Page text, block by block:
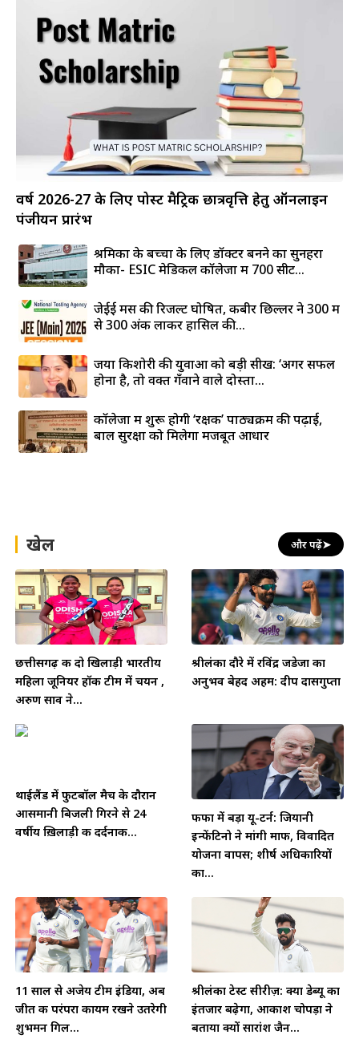
वर्ष 2026-27 के लिए पोस्ट मैट्रिक छात्रवृत्ति हेतु ऑनलाइन
पंजीयन प्रारंभ
श्रमिकों के बच्चों के लिए डॉक्टर बनने का सुनहरा
मौका- ESIC मेडिकल कॉलेजों में 700 सीटें...
जेईई मेंस की रिजल्ट घोषित, कबीर छिल्लर ने 300 में
से 300 अंक लाकर हासिल की...
जया किशोरी की युवाओं को बड़ी सीख: ‘अगर सफल
होना है, तो वक्त गँवाने वाले दोस्तों...
कॉलेजों में शुरू होगी ‘रक्षक’ पाठ्यक्रम की पढ़ाई,
बाल सुरक्षा को मिलेगा मजबूत आधार
खेल और पढ़ें➤
छत्तीसगढ़ की दो खिलाड़ी भारतीय
महिला जूनियर हॉकी टीम में चयन ,
अरुण साव ने...
श्रीलंका दौरे में रविंद्र जडेजा का
अनुभव बेहद अहम: दीप दासगुप्ता
थाईलैंड में फुटबॉल मैच के दौरान
आसमानी बिजली गिरने से 24
वर्षीय ख़िलाड़ी की दर्दनाक...
फीफा में बड़ा यू-टर्न: जियानी
इन्फेंटिनो ने मांगी माफी, विवादित
योजना वापस; शीर्ष अधिकारियों
का...
11 साल से अजेय टीम इंडिया, अब
जीत की परंपरा कायम रखने उतरेगी
शुभमन गिल...
श्रीलंका टेस्ट सीरीज़: क्या डेब्यू का
इंतजार बढ़ेगा, आकाश चोपड़ा ने
बताया क्यों सारांश जैन...